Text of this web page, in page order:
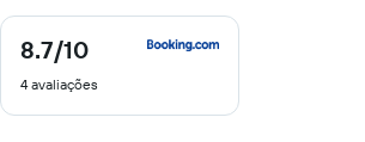
8.7/10
8.7
10
4 avaliações